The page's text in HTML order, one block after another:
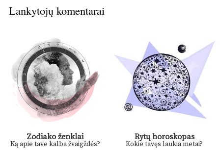
Lankytojų komentarai
Zodiako ženklai
Ką apie tave kalba žvaigždės?
Rytų horoskopas
Kokie tavęs laukia metai?